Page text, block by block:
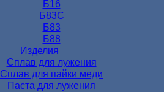
Б16
Б83С
Б83
Б88
Изделия
Сплав для лужения
Сплав для пайки меди
Паста для лужения